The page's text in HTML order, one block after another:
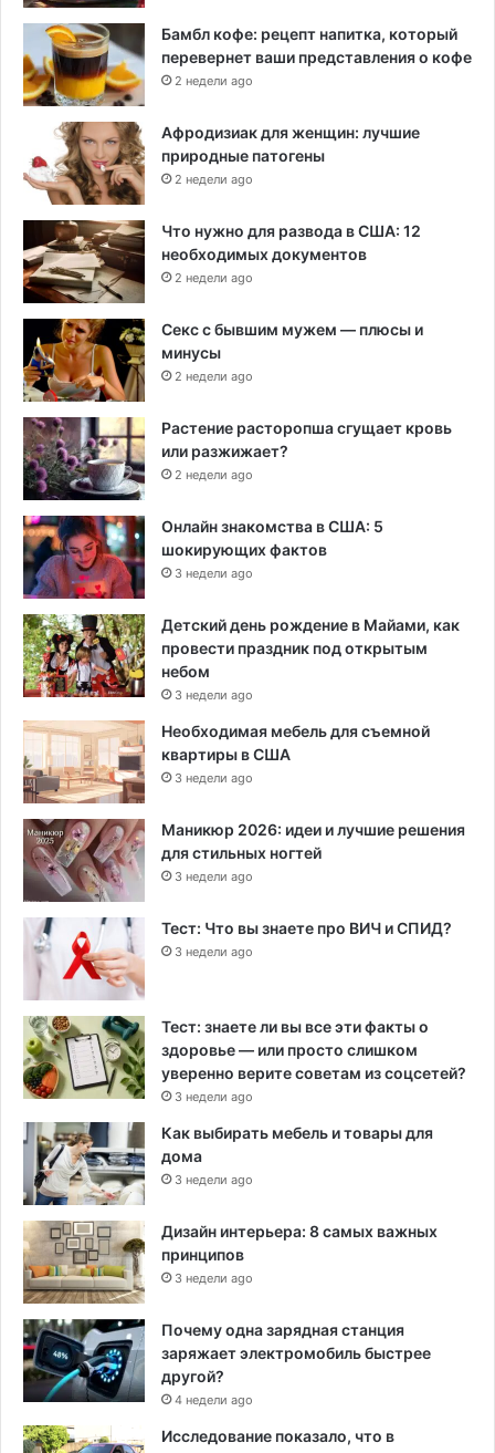
Бамбл кофе: рецепт напитка, который
перевернет ваши представления о кофе
2 недели ago
Афродизиак для женщин: лучшие
природные патогены
2 недели ago
Что нужно для развода в США: 12
необходимых документов
2 недели ago
Секс с бывшим мужем — плюсы и
минусы
2 недели ago
Растение расторопша сгущает кровь
или разжижает?
2 недели ago
Онлайн знакомства в США: 5
шокирующих фактов
3 недели ago
Детский день рождение в Майами, как
провести праздник под открытым
небом
3 недели ago
Необходимая мебель для съемной
квартиры в США
3 недели ago
Маникюр 2026: идеи и лучшие решения
для стильных ногтей
3 недели ago
Тест: Что вы знаете про ВИЧ и СПИД?
3 недели ago
Тест: знаете ли вы все эти факты о
здоровье — или просто слишком
уверенно верите советам из соцсетей?
3 недели ago
Как выбирать мебель и товары для
дома
3 недели ago
Дизайн интерьера: 8 самых важных
принципов
3 недели ago
Почему одна зарядная станция
заряжает электромобиль быстрее
другой?
4 недели ago
Исследование показало, что в